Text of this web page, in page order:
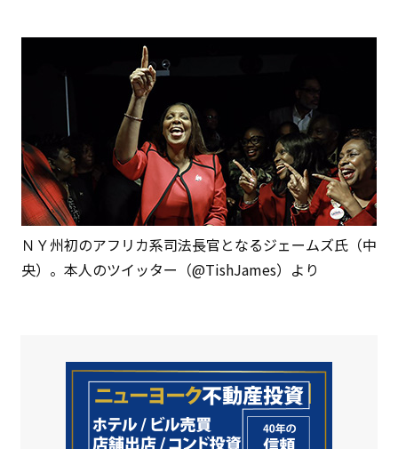
ＮＹ州初のアフリカ系司法長官となるジェームズ氏（中
央）。本人のツイッター（@TishJames）より